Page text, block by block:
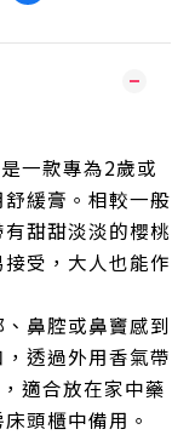
一款專為2歲或
緩膏。相較一般
甜甜淡淡的櫻桃
受，大人也能作
鼻腔或鼻竇感到
透過外用香氣帶
適合放在家中藥
頭櫃中備用。